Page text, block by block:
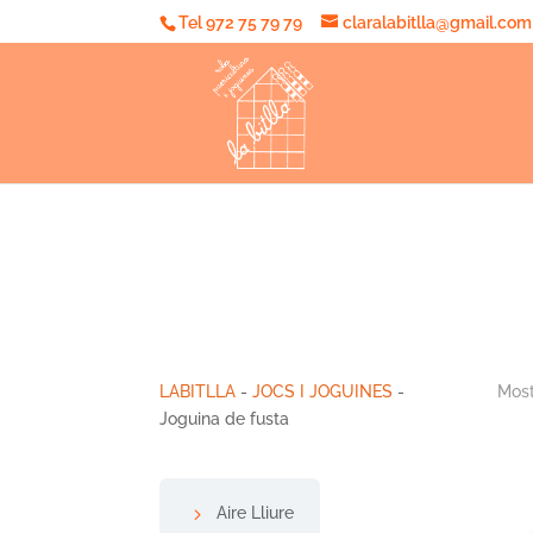
Tel 972 75 79 79 claralabitlla@gmail.com
LABITLLA -JOCS I JOGUINES -
Joguina de fusta
Aire Lliure